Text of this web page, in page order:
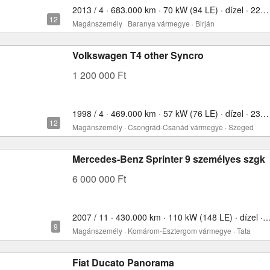
2013 / 4 · 683.000 km · 70 kW (94 LE) · dízel · 2200 cm³
Magánszemély · Baranya vármegye · Birján
Volkswagen T4 other Syncro
1 200 000 Ft
1998 / 4 · 469.000 km · 57 kW (76 LE) · dízel · 2370 cm³
Magánszemély · Csongrád-Csanád vármegye · Szeged
Mercedes-Benz Sprinter 9 személyes szgk
6 000 000 Ft
2007 / 11 · 430.000 km · 110 kW
Magánszemély · Komárom-Esztergom vármegye · Tata
Fiat Ducato Panorama